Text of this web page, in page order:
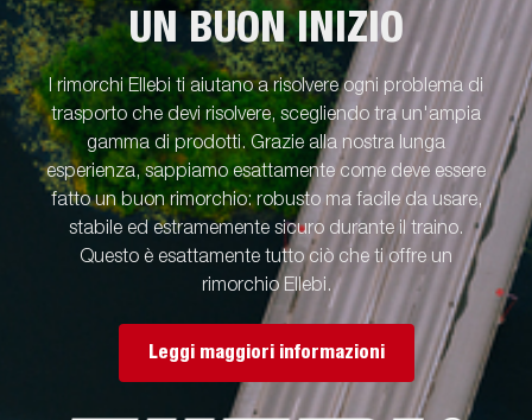
UN BUON INIZIO
I rimorchi Ellebi ti aiutano a risolvere ogni problema di
trasporto che devi risolvere, scegliendo tra un'ampia
gamma di prodotti. Grazie alla nostra lunga
esperienza, sappiamo esattamente come deve essere
fatto un buon rimorchio: robusto ma facile da usare,
stabile ed estramemente sicuro durante il traino.
Questo è esattamente tutto ciò che ti offre un
rimorchio Ellebi.
Leggi maggiori informazioni